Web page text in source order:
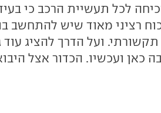
לכל תעשיית הרכב כי
רציני מאוד שיש להתחשב
תקשורתי. ועל הדרך להציג
כאן ועכשיו. הכדור אצל